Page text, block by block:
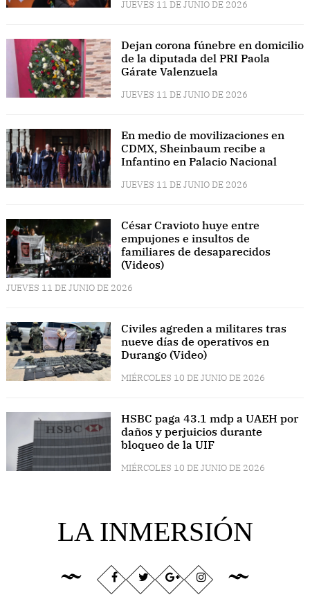
JUEVES 11 DE JUNIO DE 2026
Dejan corona fúnebre en domicilio
de la diputada del PRI Paola
Gárate Valenzuela
JUEVES 11 DE JUNIO DE 2026
En medio de movilizaciones en
CDMX, Sheinbaum recibe a
Infantino en Palacio Nacional
JUEVES 11 DE JUNIO DE 2026
César Cravioto huye entre
empujones e insultos de
familiares de desaparecidos
(Videos)
JUEVES 11 DE JUNIO DE 2026
Civiles agreden a militares tras
nueve días de operativos en
Durango (Video)
MIÉRCOLES 10 DE JUNIO DE 2026
HSBC paga 43.1 mdp a UAEH por
daños y perjuicios durante
bloqueo de la UIF
MIÉRCOLES 10 DE JUNIO DE 2026
LA INMERSIÓN